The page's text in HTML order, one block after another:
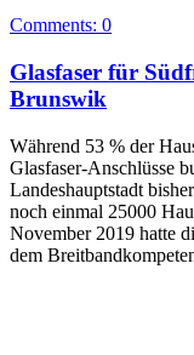
Comments: 0
Glasfaser für
Brunswik
Während 53 % der
Glasfaser-Anschlüsse
Landeshauptstadt
noch einmal 25000
November 2019 hatte
dem